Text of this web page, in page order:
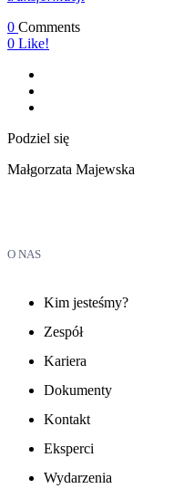
0 Comments
0 Like!
Podziel się
Małgorzata Majewska
O NAS
Kim jesteśmy?
Zespół
Kariera
Dokumenty
Kontakt
Eksperci
Wydarzenia